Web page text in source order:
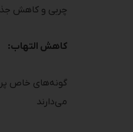
چربی و کاهش
کاهش التهاب:
می‌دارند